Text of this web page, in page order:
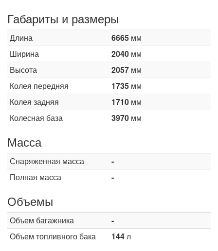
Габариты и размеры
Длина 6665 мм
Ширина
2040 мм
Высота
2057 мм
Колея передняя
1735 мм
Колея задняя
1710 мм
Колесная база
3970 мм
Масса
Снаряженная масса
-
Полная масса
-
Объемы
Объем багажника
-
Объем топливного бака
144л